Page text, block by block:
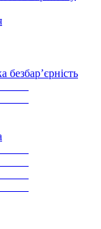
безбар’єрність